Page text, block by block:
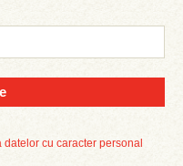
cu caracter personal